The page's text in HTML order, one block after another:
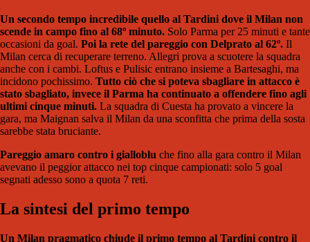
Un secondo tempo incredibile quello al Tardini dove il Milan non
scende in campo fino al 68º minuto. Solo Parma per 25 minuti e tante
occasioni da goal. Poi la rete del pareggio con Delprato al 62º. Il
Milan cerca di recuperare terreno. Allegri prova a scuotere la squadra
anche con i cambi. Loftus e Pulisic entrano insieme a Bartesaghi, ma
incidono pochissimo. Tutto ciò che si poteva sbagliare in attacco è
stato sbagliato, invece il Parma ha continuato a offendere fino agli
ultimi cinque minuti. La squadra di Cuesta ha provato a vincere la
gara, ma Maignan salva il Milan da una sconfitta che prima della sosta
sarebbe stata bruciante.
Pareggio amaro contro i gialloblu che fino alla gara contro il Milan
avevano il peggior attacco nei top cinque campionati: solo 5 goal
segnati adesso sono a quota 7 reti.
La sintesi del primo tempo
Un Milan pragmatico chiude il primo tempo al Tardini contro il